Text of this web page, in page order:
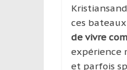
ces
de vivre
expérience
et parfois